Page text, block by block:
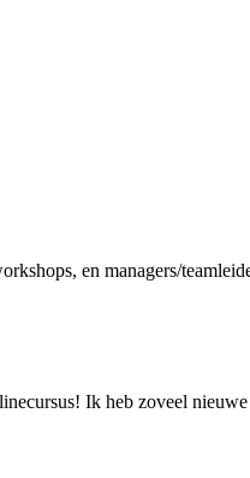
en managers/
Ik heb zoveel